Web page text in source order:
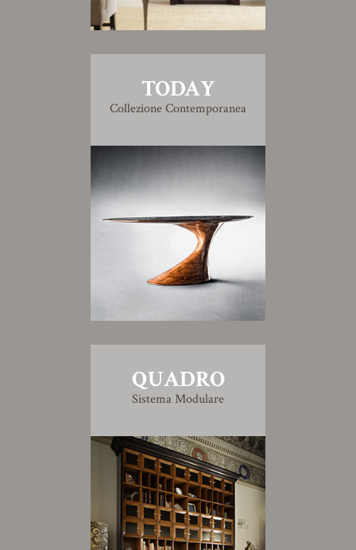
TODAY
Collezione Contemporanea
QUADRO
Sistema Modulare